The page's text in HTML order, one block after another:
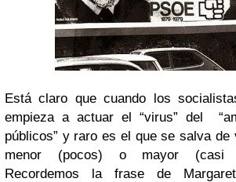
Está claro que cuando los
empieza a actuar el “virus” del
públicos” y raro es el que se salva de
menor (pocos) o mayor (casi
Recordemos la frase de